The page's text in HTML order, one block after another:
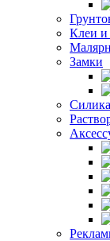
Клеи и
Замки